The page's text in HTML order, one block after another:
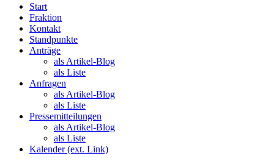
Springe
zum
Inhalt
Start
Fraktion
Kontakt
Standpunkte
Anträge
als Artikel-Blog
als Liste
Anfragen
als Artikel-Blog
als Liste
Pressemitteilungen
als Artikel-Blog
als Liste
Kalender (ext. Link)